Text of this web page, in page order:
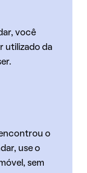
você
utilizado da
o
use o
sem